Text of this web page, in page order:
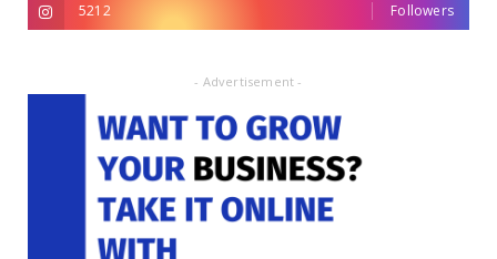
5212 Followers
- Advertisement -